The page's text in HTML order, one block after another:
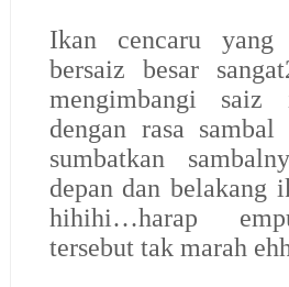
Ikan cencaru yang
bersaiz besar
mengimbangi saiz
dengan rasa
sumbatkan
depan dan belakang
hihihi…harap
tersebut tak marah